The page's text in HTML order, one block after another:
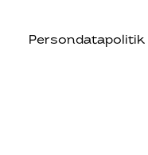
Persondatapolitik